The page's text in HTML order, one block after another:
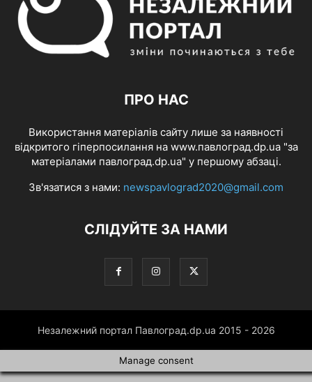
ПРО НАС
Використання матеріалів сайту лише за наявності
відкритого гіперпосилання на www.павлоград.dp.ua "за
матеріалами павлоград.dp.ua" у першому абзаці.
Зв'язатися з нами: newspavlograd2020@gmail.com
СЛІДУЙТЕ ЗА НАМИ
Незалежний портал Павлоград.dp.ua 2015 - 2026
Manage consent